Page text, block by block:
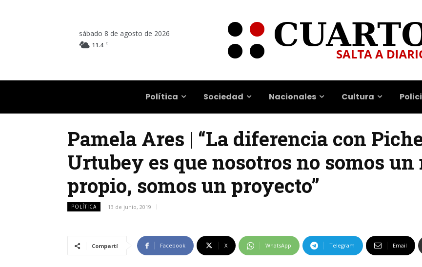
sábado 8 de agosto de 2026
11.4 C
Política Sociedad Nacionales Cultura
Pamela Ares | “La diferencia con
Urtubey es que nosotros no somos un
propio, somos un proyecto”
POLÍTICA 13 de junio, 2019
Compartí Facebook X WhatsApp Telegram Email